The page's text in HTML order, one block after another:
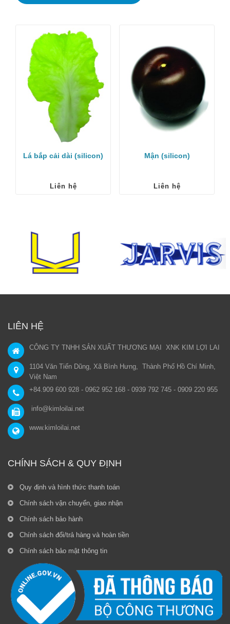
Lá bắp cải dài (silicon)
Liên hệ
Mận (silicon)
Liên hệ
LIÊN HỆ
CÔNG TY TNHH SẢN XUẤT THƯƠNG MẠI XNK KIM LỢI LAI
1104 Văn Tiến Dũng, Xã Bình Hưng, Thành Phố Hồ Chí Minh,
Việt Nam
+84.909 600 928 - 0962 952 168 - 0939 792 745 - 0909 220 955
info@kimloilai.net
www.kimloilai.net
CHÍNH SÁCH & QUY ĐỊNH
Quy định và hình thức thanh toán
Chính sách vận chuyển, giao nhận
Chính sách bảo hành
Chính sách đổi/trả hàng và hoàn tiền
Chính sách bảo mật thông tin